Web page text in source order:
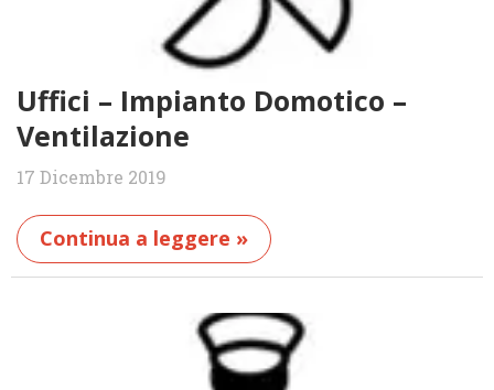
Uffici – Impianto Domotico –
Ventilazione
17 Dicembre 2019
Continua a leggere »